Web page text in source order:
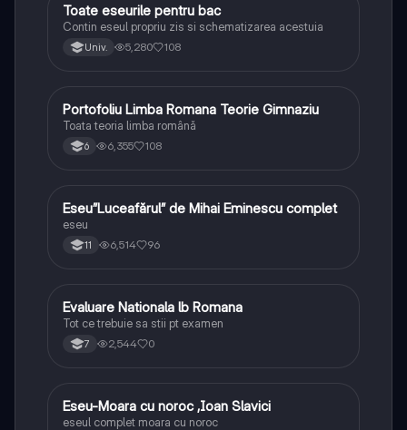
Limba și literatura română
Toate eseurile pentru bac
Contin eseul propriu zis si schematizarea acestuia
Univ. 5,280 108
Limba și literatura română
Portofoliu Limba Romana Teorie Gimnaziu
Toata teoria limba română
6 6,355 108
Limba și literatura română
Eseu”Luceafărul” de Mihai Eminescu complet
eseu
11 6,514 96
Limba și literatura română
Evaluare Nationala lb Romana
Tot ce trebuie sa stii pt examen
7 2,544 0
Limba și literatura română
Eseu-Moara cu noroc ,Ioan Slavici
eseul complet moara cu noroc